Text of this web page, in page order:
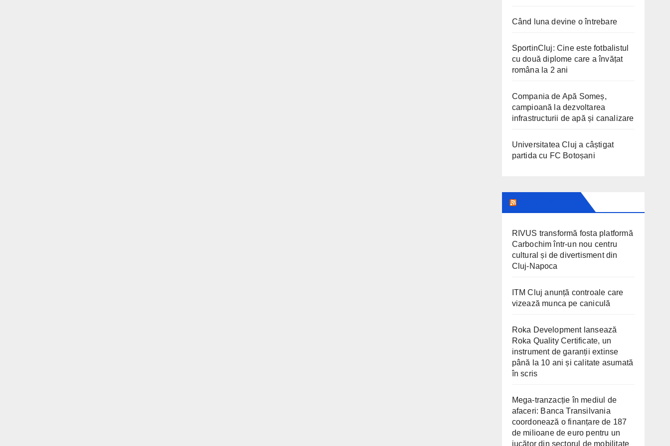
Când luna devine o întrebare
SportinCluj: Cine este fotbalistul
cu două diplome care a învățat
româna la 2 ani
Compania de Apă Someș,
campioană la dezvoltarea
infrastructurii de apă și canalizare
Universitatea Cluj a câștigat
partida cu FC Botoșani
RIVUS transformă fosta platformă
Carbochim într-un nou centru
cultural și de divertisment din
Cluj-Napoca
ITM Cluj anunță controale care
vizează munca pe caniculă
Roka Development lansează
Roka Quality Certificate, un
instrument de garanții extinse
până la 10 ani și calitate asumată
în scris
Mega-tranzacție în mediul de
afaceri: Banca Transilvania
coordonează o finanțare de 187
de milioane de euro pentru un
jucător din sectorul de mobilitate